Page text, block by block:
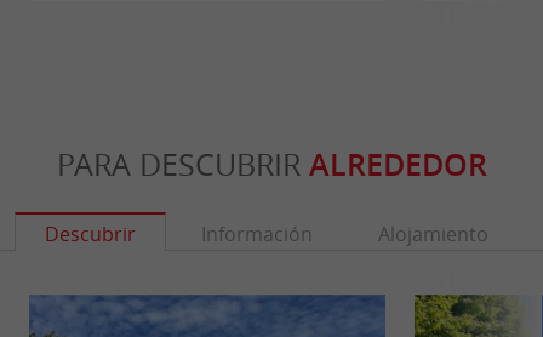
PARA DESCUBRIR ALREDEDOR
Descubrir Información Alojamiento